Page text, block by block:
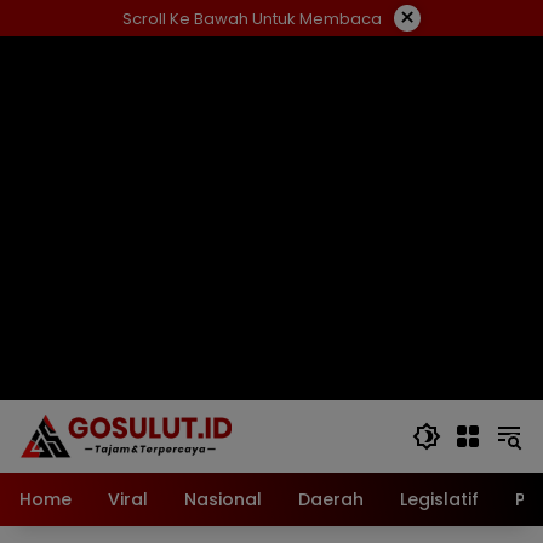
ke
Scroll Ke Bawah Untuk Membaca ×
Home Viral Nasional Daerah Legislatif